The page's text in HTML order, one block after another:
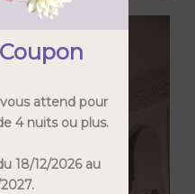
attend pour
4 nuits ou plus.
18/12/2026 au